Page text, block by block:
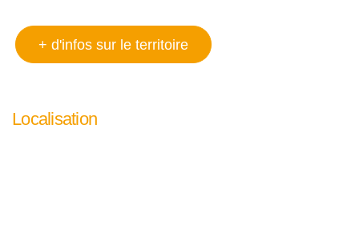
+ d'infos sur le territoire
Localisation